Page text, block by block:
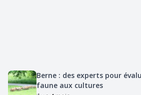
Berne : des experts pour
faune aux cultures